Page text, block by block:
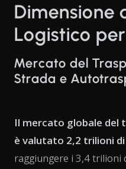
Dimensione
Logistico
Mercato del
Strada e
Il mercato globale del
è valutato 2,2 trilioni
raggiungere i 3,4